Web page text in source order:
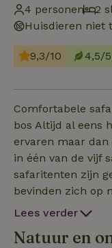
4 personen
2
Huisdieren niet
9,3/10 4,5/5
Comfortabele
bos Altijd al eens
ervaren maar
in één van de vijf
safaritenten zijn
bevinden zich op
Aagtekerke, vlakbij
televisie. Tevens
Lees verder
Natuur en